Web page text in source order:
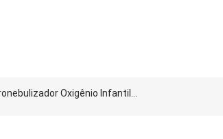
Oxigênio Infantil...